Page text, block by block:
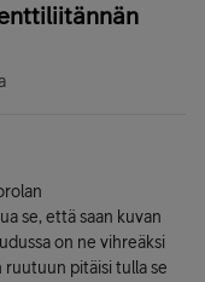
se, että saan kuvan
on ne vihreäksi
pitäisi tulla se